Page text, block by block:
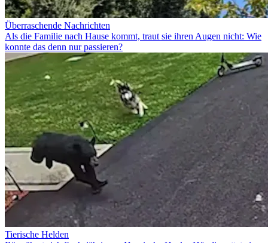
Überraschende Nachrichten
Als die Familie nach Hause kommt, traut sie ihren Augen nicht: Wie
konnte das denn nur passieren?
Tierische Helden